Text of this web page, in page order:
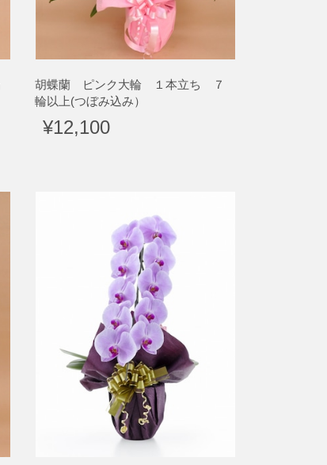
胡蝶蘭 ピンク大輪 １本立ち ７
輪以上(つぼみ込み）
¥12,100